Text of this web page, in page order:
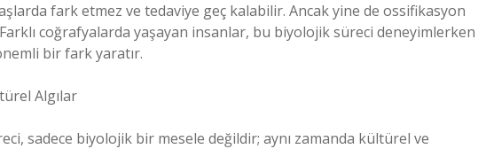
fark etmez ve tedaviye geç kalabilir. Ancak yine de ossifikasyon
coğrafyalarda yaşayan insanlar, bu biyolojik süreci deneyimlerken
bir fark yaratır.
Algılar
sadece biyolojik bir mesele değildir; aynı zamanda kültürel ve